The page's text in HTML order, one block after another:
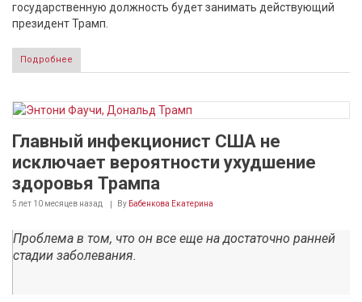
государственную должность будет занимать действующий
президент Трамп.
Подробнее
Главный инфекционист США не
исключает вероятности ухудшение
здоровья Трампа
5 лет 10 месяцев назад By Бабенкова Екатерина
Проблема в том, что он все еще на достаточно ранней
стадии заболевания.